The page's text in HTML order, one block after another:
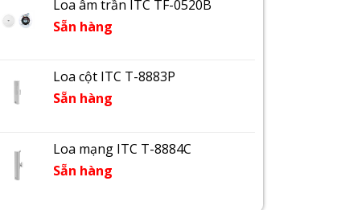
Loa âm trần ITC TF-0520B
Sẵn hàng
Loa cột ITC T-8883P
Sẵn hàng
Loa mạng ITC T-8884C
Sẵn hàng